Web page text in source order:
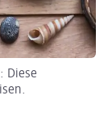
Diese